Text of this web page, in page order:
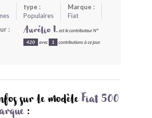
type :
Populaires
Marque :
Fiat
:
Aurélio I. est le contributeur N°
420 avec 1 contributions à ce jour.
sur le modèle Fiat 500
: